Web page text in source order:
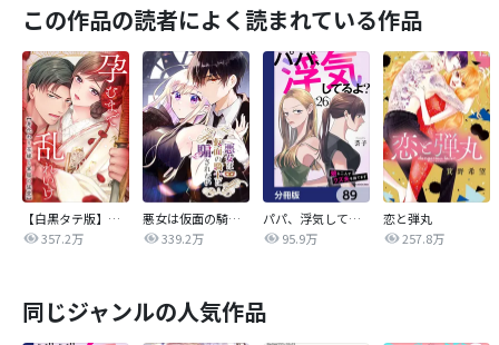
この作品の読者によく読まれている作品
【白黒タテ版】孕むまで乱れいけ～身代わり花嫁と軍服の猛愛
357.2万
悪女は仮面の騎士に騙されない
339.2万
パパ、浮気してるよ？娘と二人でクズ夫を捨てます【分冊版】
95.9万
恋と弾丸
257.8万
同じジャンルの人気作品